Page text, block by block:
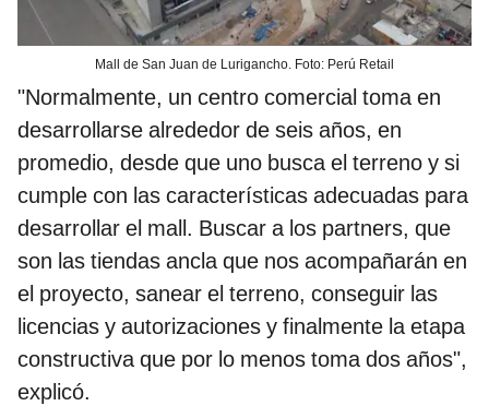
Mall de San Juan de Lurigancho. Foto: Perú Retail
"Normalmente, un centro comercial toma en
desarrollarse alrededor de seis años, en
promedio, desde que uno busca el terreno y si
cumple con las características adecuadas para
desarrollar el mall. Buscar a los partners, que
son las tiendas ancla que nos acompañarán en
el proyecto, sanear el terreno, conseguir las
licencias y autorizaciones y finalmente la etapa
constructiva que por lo menos toma dos años",
explicó.